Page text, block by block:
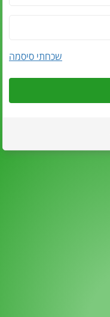
שכחתי סיסמה